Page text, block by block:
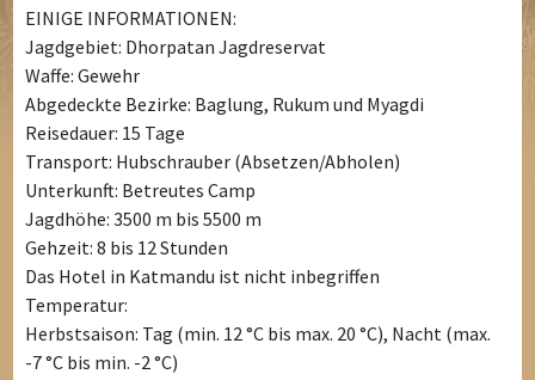
EINIGE INFORMATIONEN:
Jagdgebiet: Dhorpatan Jagdreservat
Waffe: Gewehr
Abgedeckte Bezirke: Baglung, Rukum und Myagdi
Reisedauer: 15 Tage
Transport: Hubschrauber (Absetzen/Abholen)
Unterkunft: Betreutes Camp
Jagdhöhe: 3500 m bis 5500 m
Gehzeit: 8 bis 12 Stunden
Das Hotel in Katmandu ist nicht inbegriffen
Temperatur:
Herbstsaison: Tag (min. 12 °C bis max. 20 °C), Nacht (max.
-7 °C bis min. -2 °C)